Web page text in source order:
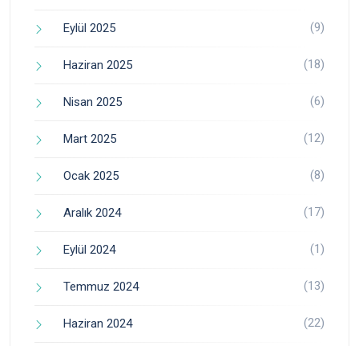
Eylül 2025 (9)
Haziran 2025 (18)
Nisan 2025 (6)
Mart 2025 (12)
Ocak 2025 (8)
Aralık 2024 (17)
Eylül 2024 (1)
Temmuz 2024 (13)
Haziran 2024 (22)